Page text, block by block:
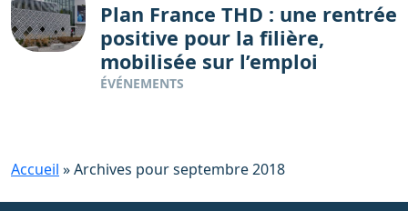
Plan France THD : une rentrée
positive pour la filière,
mobilisée sur l’emploi
ÉVÉNEMENTS
Accueil »Archives pour septembre 2018